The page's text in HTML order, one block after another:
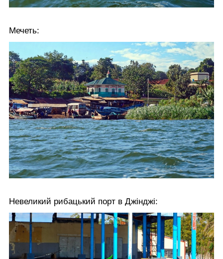
Мечеть:
Невеликий рибацький порт в Джінджі: